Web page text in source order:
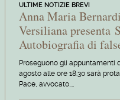
ULTIME NOTIZIE BREVI
Anna Maria
Versiliana presenta
Autobiografia di
Proseguono gli appuntamenti
agosto alle ore 18.30 sarà
Pace, avvocato,…